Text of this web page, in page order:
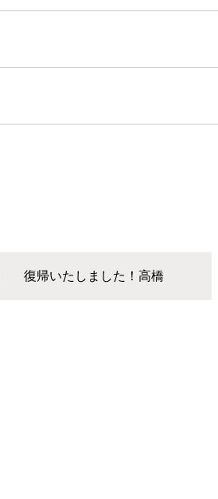
復帰いたしました！高橋